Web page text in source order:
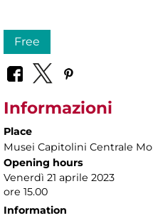
Free
Informazioni
Place
Musei Capitolini Centrale
Opening hours
Venerdì 21 aprile 2023
ore 15.00
Information